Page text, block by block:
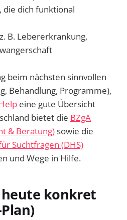
die dich funktional
B. Lebererkrankung,
beim nächsten sinnvollen
Behandlung, Programme),
eine gute Übersicht
bietet die BZgA
& Beratung)sowie die
Suchtfragen (DHS)
und Wege in Hilfe.
heute konkret